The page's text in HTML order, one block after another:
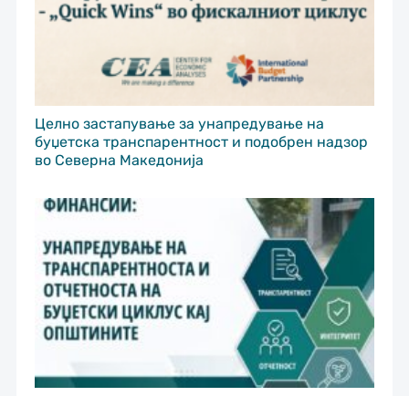
Целно застапување за унапредување на
буџетска транспарентност и подобрен надзор
во Северна Македонија